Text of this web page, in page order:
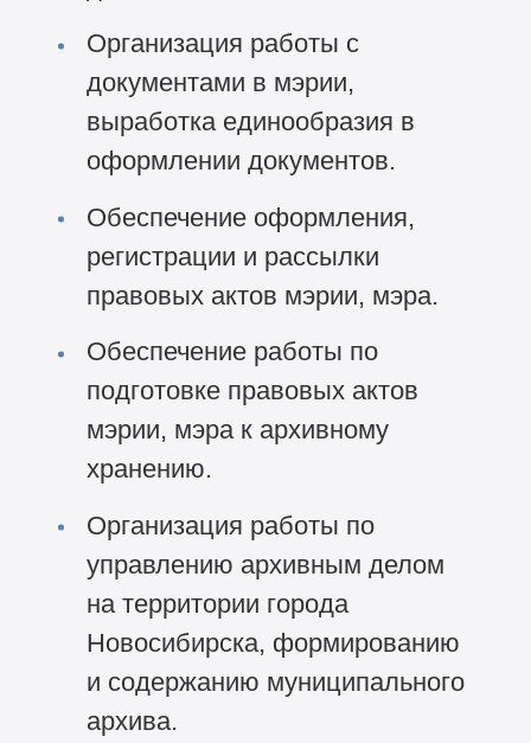
Организация работы с
документами в мэрии,
выработка единообразия в
оформлении документов.
Обеспечение оформления,
регистрации и рассылки
правовых актов мэрии, мэра.
Обеспечение работы по
подготовке правовых актов
мэрии, мэра к архивному
хранению.
Организация работы по
управлению архивным делом
на территории города
Новосибирска, формированию
и содержанию муниципального
архива.